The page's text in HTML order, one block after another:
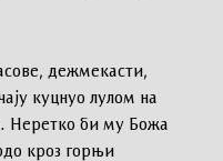
дежмекасти,
куцнуо лулом на
Неретко би му Божа
кроз горњи